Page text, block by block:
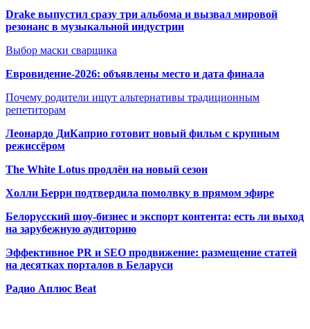
Drake выпустил сразу три альбома и вызвал мировой
резонанс в музыкальной индустрии
Выбор маски сварщика
Евровидение-2026: объявлены место и дата финала
Почему родители ищут альтернативы традиционным
репетиторам
Леонардо ДиКаприо готовит новый фильм с крупным
режиссёром
The White Lotus продлён на новый сезон
Холли Берри подтвердила помолвку в прямом эфире
Белорусский шоу-бизнес и экспорт контента: есть ли выход
на зарубежную аудиторию
Эффективное PR и SEO продвижение: размещение статей
на десятках порталов в Беларуси
Радио Аплюс Beat